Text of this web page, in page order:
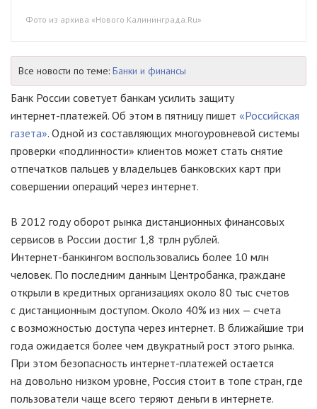
Фото из архива «Нового Калининграда.Ru»
Все новости по теме: Банки и финансы
Банк России советует банкам усилить защиту
интернет-платежей. Об этом в пятницу пишет «Российская
газета». Одной из составляющих многоуровневой системы
проверки «подлинности» клиентов может стать снятие
отпечатков пальцев у владельцев банковских карт при
совершении операций через интернет.
В 2012 году оборот рынка дистанционных финансовых
сервисов в России достиг 1,8 трлн рублей.
Интернет-банкингом воспользовались более 10 млн
человек. По последним данным Центробанка, граждане
открыли в кредитных организациях около 80 тыс счетов
с дистанционным доступом. Около 40% из них — счета
с возможностью доступа через интернет. В ближайшие три
года ожидается более чем двукратный рост этого рынка.
При этом безопасность интернет-платежей остается
на довольно низком уровне, Россия стоит в топе стран, где
пользователи чаще всего теряют деньги в интернете.